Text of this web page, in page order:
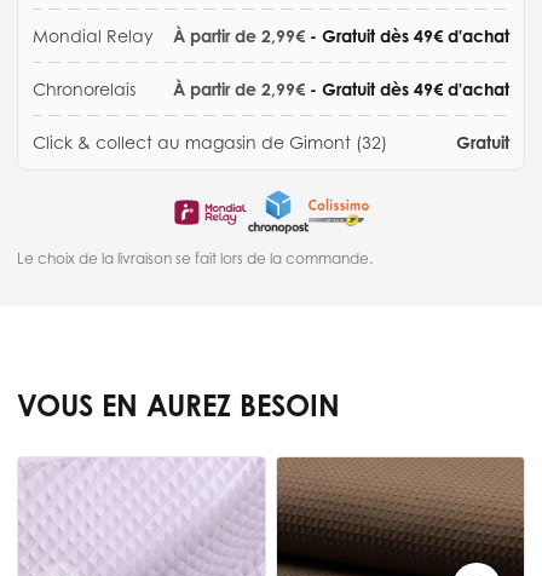
Mondial Relay À partir de 2,99€ - Gratuit dès 49€ d'achat
Chronorelais À partir de 2,99€ - Gratuit dès 49€ d'achat
Click & collect au magasin de Gimont (32) Gratuit
Le choix de la livraison se fait lors de la commande.
VOUS EN AUREZ BESOIN
Press to skip carousel